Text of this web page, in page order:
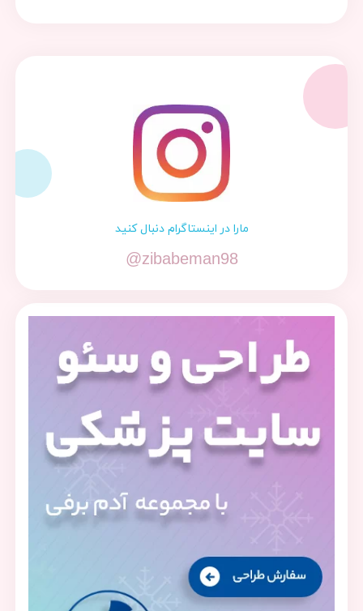
مارا در اینستاگرام دنبال کنید
@zibabeman98